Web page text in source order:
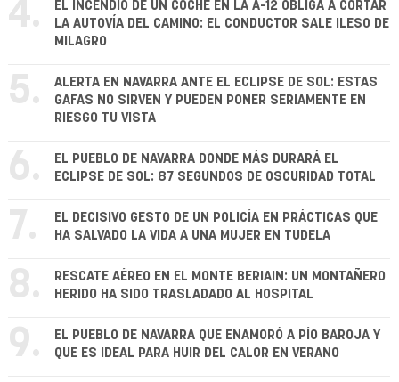
4.
EL INCENDIO DE UN COCHE EN LA A-12 OBLIGA A CORTAR
LA AUTOVÍA DEL CAMINO: EL CONDUCTOR SALE ILESO DE
MILAGRO
5.
ALERTA EN NAVARRA ANTE EL ECLIPSE DE SOL: ESTAS
GAFAS NO SIRVEN Y PUEDEN PONER SERIAMENTE EN
RIESGO TU VISTA
6.
EL PUEBLO DE NAVARRA DONDE MÁS DURARÁ EL
ECLIPSE DE SOL: 87 SEGUNDOS DE OSCURIDAD TOTAL
7.
EL DECISIVO GESTO DE UN POLICÍA EN PRÁCTICAS QUE
HA SALVADO LA VIDA A UNA MUJER EN TUDELA
8.
RESCATE AÉREO EN EL MONTE BERIAIN: UN MONTAÑERO
HERIDO HA SIDO TRASLADADO AL HOSPITAL
9.
EL PUEBLO DE NAVARRA QUE ENAMORÓ A PÍO BAROJA Y
QUE ES IDEAL PARA HUIR DEL CALOR EN VERANO